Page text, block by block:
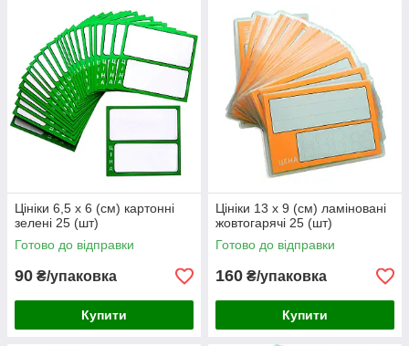
Цініки 6,5 х 6 (см) картонні
зелені 25 (шт)
Готово до відправки
90 ₴/упаковка
Купити
Цініки 13 х 9 (см) ламіновані
жовтогарячі 25 (шт)
Готово до відправки
160 ₴/упаковка
Купити